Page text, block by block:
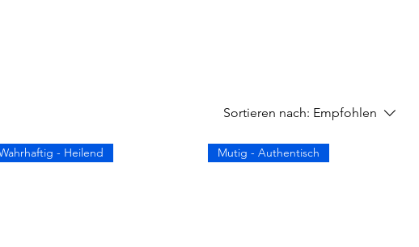
Sortieren nach: Empfohlen
- Heilend Mutig - Authentisch